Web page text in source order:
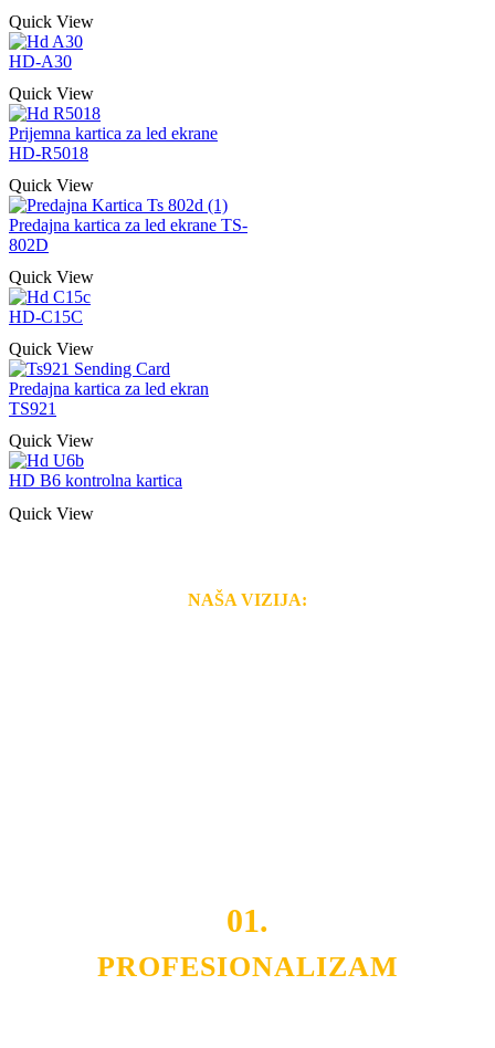
Quick View
HD-A30
Quick View
Prijemna kartica za led ekrane
HD-R5018
Quick View
Predajna kartica za led ekrane TS-
802D
Quick View
HD-C15C
Quick View
Predajna kartica za led ekran
TS921
Quick View
HD B6 kontrolna kartica
Quick View
NAŠA VIZIJA:
01.
PROFESIONALIZAM